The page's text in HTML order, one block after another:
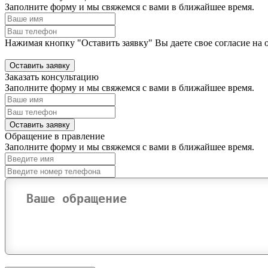
Заполните форму и мы свяжемся с вами в ближайшее время.
Нажимая кнопку "Оставить заявку" Вы даете свое согласие на
Оставить заявку
Заказать консультацию
Заполните форму и мы свяжемся с вами в ближайшее время.
Оставить заявку
Обращение в правление
Заполните форму и мы свяжемся с вами в ближайшее время.